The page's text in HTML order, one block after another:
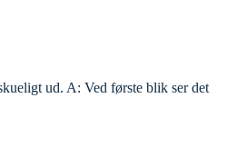
ud. A: Ved første blik ser det